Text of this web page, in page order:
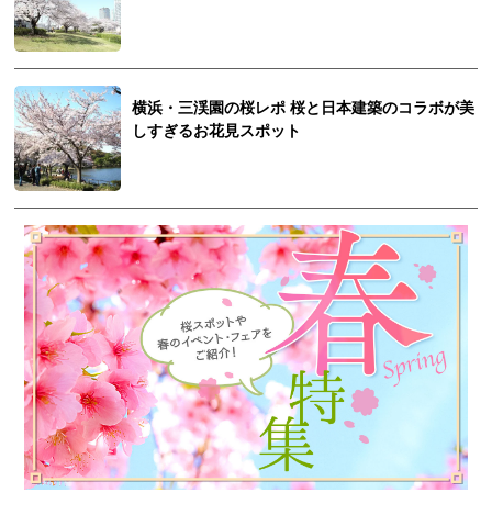
横浜・三渓園の桜レポ 桜と日本建築のコラボが美
しすぎるお花見スポット